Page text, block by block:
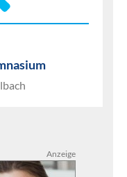
Anzeige